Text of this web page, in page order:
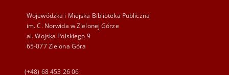
Wojewódzka i Miejska Biblioteka Publiczna
im. C. Norwida w Zielonej Górze
al. Wojska Polskiego 9
65-077 Zielona Góra
(+48) 68 453 26 06